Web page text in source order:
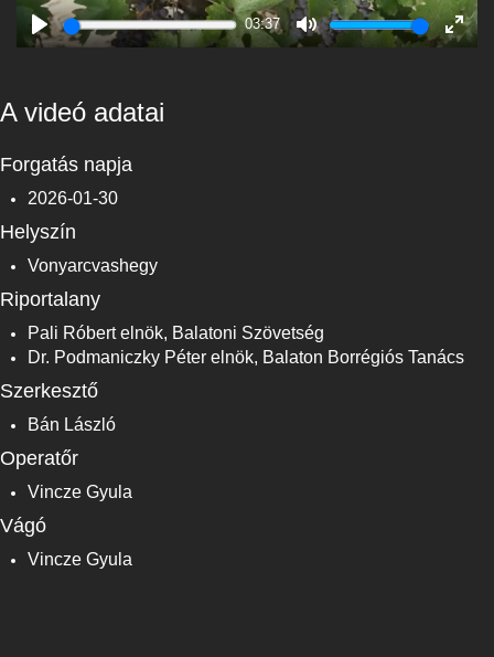
Play
03:37
Mute
Enter
A videó adatai
Forgatás napja
2026-01-30
Helyszín
Vonyarcvashegy
Riportalany
Pali Róbert elnök, Balatoni Szövetség
Dr. Podmaniczky Péter elnök, Balaton Borrégiós Tanács
Szerkesztő
Bán László
Operatőr
Vincze Gyula
Vágó
Vincze Gyula